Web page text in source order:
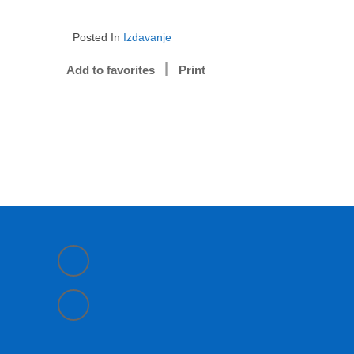
Posted In Izdavanje
Add to favorites Print